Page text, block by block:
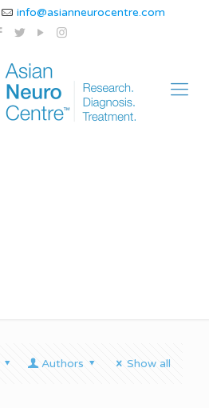
info@asianneurocentre.com
Authors Show all